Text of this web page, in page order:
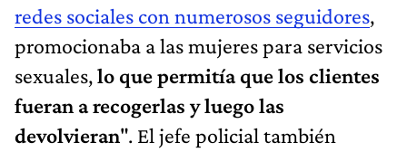
redes sociales con numerosos seguidores,
promocionaba a las mujeres para servicios
sexuales,lo que permitía que los clientes
fueran a recogerlas y luego las
devolvieran". El jefe policial también